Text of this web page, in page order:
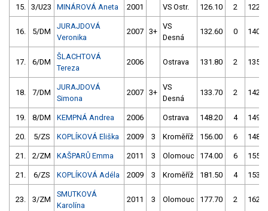
15. 3/U23 MINÁROVÁ Aneta 2001 VS Ostr. 126.10 2
16. 5/DM
JURAJDOVÁ
Veronika
2007 3+
VS
Desná
132.60 0
17. 6/DM
ŠLACHTOVÁ
Tereza
2006 Ostrava 131.80 2
18. 7/DM
JURAJDOVÁ
Simona
2007 3+
VS
Desná
133.70 2
19. 8/DM KEMPNÁ Andrea 2006 Ostrava 148.20 4
20. 5/ZS KOPLÍKOVÁ Eliška 2009 3 Kroměříž 156.00 6
21. 2/ZM KAŠPARŮ Emma 2011 3 Olomouc 174.00 6
21. 6/ZS KOPLÍKOVÁ Adéla 2009 3 Kroměříž 181.50 4
23. 3/ZM
SMUTKOVÁ
Karolína
2011 3 Olomouc 177.70 2